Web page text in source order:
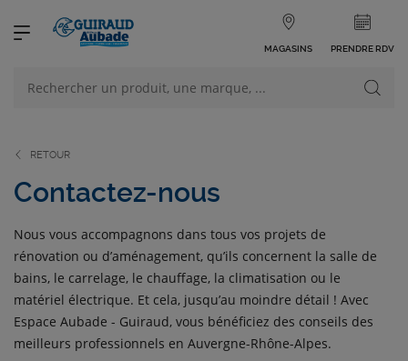
MAGASINS PRENDRE RDV
NOS PRODUITS
NOS CATÉGORIES
RETOUR
Contactez-nous
Nous vous accompagnons dans tous vos projets de
rénovation ou d’aménagement, qu’ils concernent la salle de
bains, le carrelage, le chauffage, la climatisation ou le
matériel électrique. Et cela, jusqu’au moindre détail ! Avec
Espace Aubade - Guiraud, vous bénéficiez des conseils des
meilleurs professionnels en Auvergne-Rhône-Alpes.